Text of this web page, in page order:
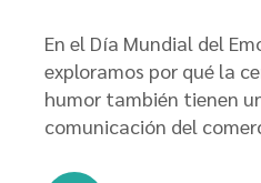
En el Día Mundial del
exploramos por qué la
humor también tienen
comunicación del